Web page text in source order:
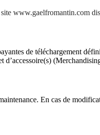
www.gaelfromantin.com
de téléchargement
d’accessoire(s)
En cas de